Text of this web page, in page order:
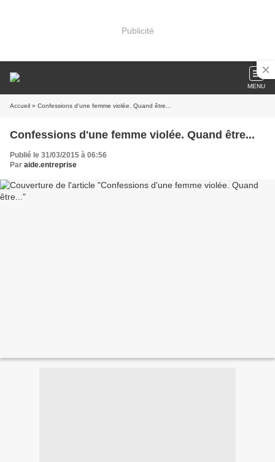
Publicité
MENU
Accueil » Confessions d'une femme violée. Quand être...
Confessions d'une femme violée. Quand être...
Publié le 31/03/2015 à 06:56
Par aide.entreprise